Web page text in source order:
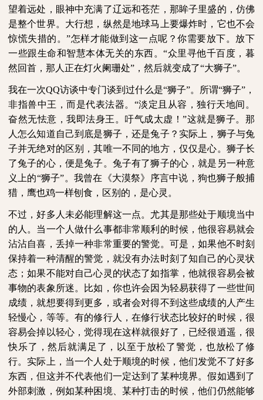
望着远处，眼神中充满了辽远和苍茫，那眸子里盛的，仿佛
是整个世界。大行想，纵然是地球马上要爆炸时，它也不会
惊慌失措的。”怎样才能做到这一点呢？你需要放下。放下
一些跟生命和智慧本体无关的东西。“众里寻他千百度，暮
然回首，那人正在灯火阑珊处”，然后就变成了“大狮子”。
我在一次QQ访谈中专门谈到过什么是“狮子”。所谓“狮子”，
非指兽中王，而是代表法器。“淡定且从容，独行天地间。
奋然无怯意，我即法身王。吁气成太虚！”这就是狮子。那
人怎么知道自己到底是狮子，还是兔子？实际上，狮子与兔
子并无绝对的区别，其唯一不同的地方，仅仅是心。狮子长
了兔子的心，便是兔子。兔子有了狮子的心，就是另一种意
义上的“狮子”。我曾在《大漠祭》序言中说，狗也狮子般捕
猎，鹰也鸡一样刨食，区别的，是心灵。
不过，好多人未必能理解这一点。尤其是那些处于顺境当中
的人。当一个人做什么事都非常顺利的时候，他很容易就会
沾沾自喜，丢掉一种非常重要的警觉。可是，如果他不时刻
保持着一种清醒的警觉，就没有办法时刻了知自己的心灵状
态；如果不能对自己心灵的状态了如指掌，他就很容易会被
事物的表象所迷。比如，你也许会因为轻易获得了一些世间
成绩，就想要得到更多，或者会对得不到这些成绩的人产生
轻慢心，等等。有的修行人，在修行状态比较好的时候，很
容易会掉以轻心，觉得现在这样就很好了，已经很逍遥，很
快乐了，然后就满足了，以至于放松了警觉，也放松了修
行。实际上，当一个人处于顺境的时候，他们发觉不了好多
东西，但这并不代表他们一定达到了某种境界。假如遇到了
外部刺激，例如某种困境、某种打击的时候，他们仍然能够